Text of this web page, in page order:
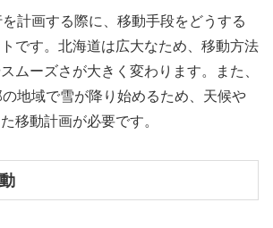
計画する際に、移動手段をどうする
です。北海道は広大なため、移動方法
ムーズさが大きく変わります。また、
地域で雪が降り始めるため、天候や
移動計画が必要です。